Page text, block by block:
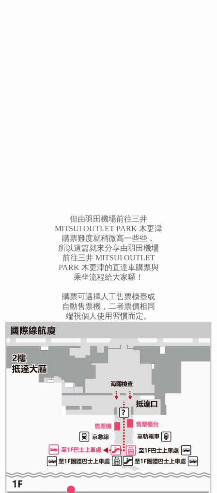
但由羽田機場前往三井
MITSUI OUTLET PARK 木更津
購票難度就稍微高一些些，
所以這篇就來分享由羽田機場
前往三井 MITSUI OUTLET
PARK 木更津的直達車購票與
乘坐流程給大家囉！
購票可選擇人工售票櫃臺或
自動售票機，二者票價相同
端視個人使用習慣而定。